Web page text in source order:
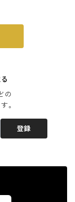
の
。
登録